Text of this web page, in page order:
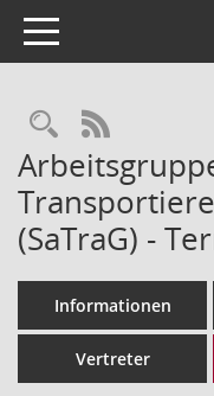
Toggle navigation
RSS-Feed
(SaTraG) -
Informationen
Vertreter